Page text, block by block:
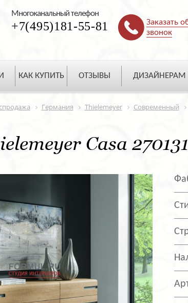
Многоканальный телефон
+7(495)181-55-81
Заказать
звонок
КАК КУПИТЬ ОТЗЫВЫ ДИЗАЙНЕРАМ
Германия Thielemeyer Современный
Casa 270131